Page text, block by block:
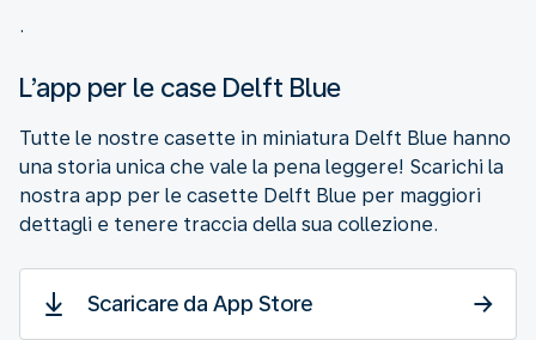
.
L’app per le case Delft Blue
Tutte le nostre casette in miniatura Delft Blue hanno
una storia unica che vale la pena leggere! Scarichi la
nostra app per le casette Delft Blue per maggiori
dettagli e tenere traccia della sua collezione.
Scaricare da App Store